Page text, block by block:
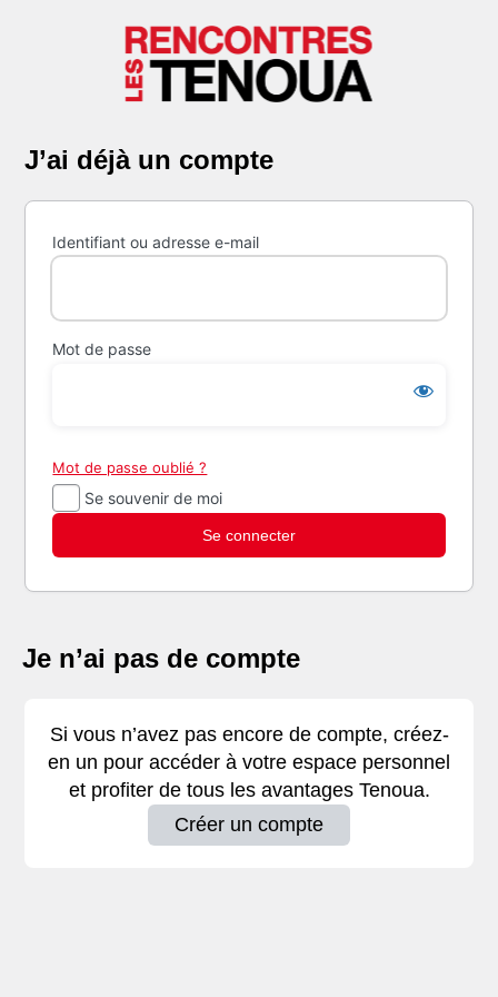
connecter
J’ai déjà un compte
Identifiant ou adresse e-mail
Mot de passe
Mot de passe oublié ?
Se souvenir de moi
Je n’ai pas de compte
Si vous n’avez pas encore de compte, créez-
en un pour accéder à votre espace personnel
et profiter de tous les avantages Tenoua.
Créer un compte